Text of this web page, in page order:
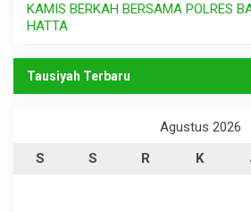
KAMIS BERKAH BERSAMA POLRES
HATTA
Tausiyah Terbaru
Agustus 2026
S
S R K